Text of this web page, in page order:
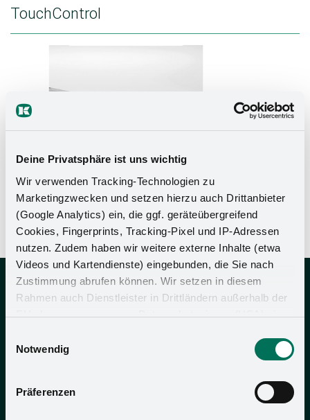
Deine Privatsphäre ist uns wichtig
Wir verwenden Tracking-Technologien zu
Marketingzwecken und setzen hierzu auch Drittanbieter
(Google Analytics) ein, die ggf. geräteübergreifend
Cookies, Fingerprints, Tracking-Pixel und IP-Adressen
nutzen. Zudem haben wir weitere externe Inhalte (etwa
Videos und Kartendienste) eingebunden, die Sie nach
Zustimmung abrufen können. Wir setzen in diesem
Rahmen auch Dienstleister in Drittländern außerhalb der
EU ohne angemessenes Datenschutzniveau (USA) ein,
zu Sicherheits- und Überwachungszwecken zugreifen,
Rechtsmittel einlegen können. Mit Ihrer Einstellung
willigen Sie in die oben beschriebenen Vorgänge ein. Sie
Notwendig
Präferenzen
TouchControl
Montageanleitung
Kesseböhmer Holding KG
Mindener Str. 208
Deutschland
E-Mail: